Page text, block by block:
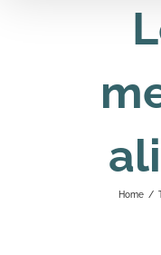
Home /